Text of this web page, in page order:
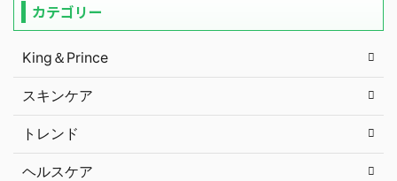
カテゴリー
King＆Prince
スキンケア
トレンド
ヘルスケア